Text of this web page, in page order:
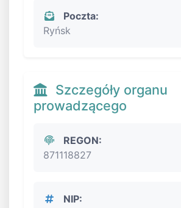
Poczta:
Ryńsk
Szczegóły organu
prowadzącego
REGON:
871118827
NIP: